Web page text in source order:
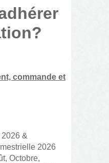
commande et
&
2026
Octobre,